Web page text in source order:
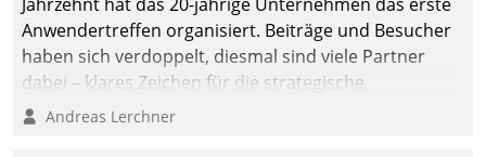
Anwendertreffen organisiert. Beiträge und Besucher
haben sich verdoppelt, diesmal sind viele Partner
dabei – klares Zeichen für die strategische
Fokussierung auf den Kunden.
Andreas Lerchner